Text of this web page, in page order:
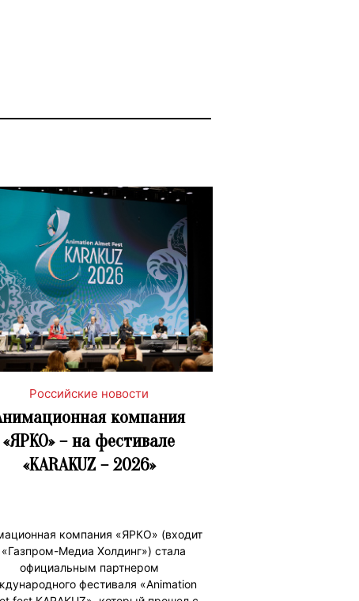
Российские новости
компания
«ЯРКО» – на фестивале
«KARAKUZ – 2026»
компания «ЯРКО» (входит
«Газпром-Медиа Холдинг») стала
официальным партнером
фестиваля «Animation